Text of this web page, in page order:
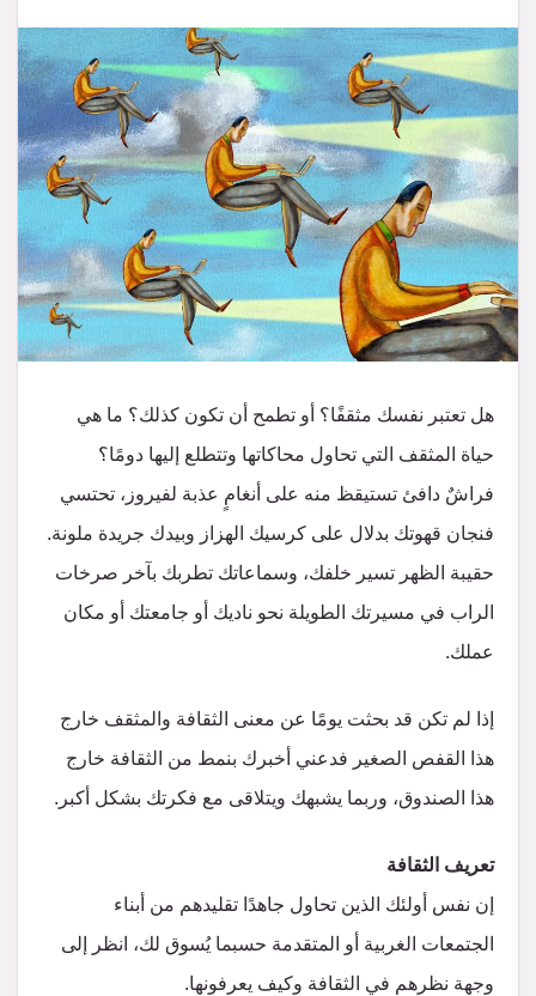
هل تعتبر نفسك مثقفًا؟ أو تطمح أن تكون كذلك؟ ما هي
حياة المثقف التي تحاول محاكاتها وتتطلع إليها دومًا؟
فراشٌ دافئ تستيقظ منه على أنغامٍ عذبة لفيروز، تحتسي
فنجان قهوتك بدلال على كرسيك الهزاز وبيدك جريدة ملونة.
حقيبة الظهر تسير خلفك، وسماعاتك تطربك بآخر صرخات
الراب في مسيرتك الطويلة نحو ناديك أو جامعتك أو مكان
عملك.
إذا لم تكن قد بحثت يومًا عن معنى الثقافة والمثقف خارج
هذا القفص الصغير فدعني أخبرك بنمط من الثقافة خارج
هذا الصندوق، وربما يشبهك ويتلاقى مع فكرتك بشكل أكبر.
تعريف الثقافة
إن نفس أولئك الذين تحاول جاهدًا تقليدهم من أبناء
الجتمعات الغربية أو المتقدمة حسبما يُسوق لك، انظر إلى
وجهة نظرهم في الثقافة وكيف يعرفونها.